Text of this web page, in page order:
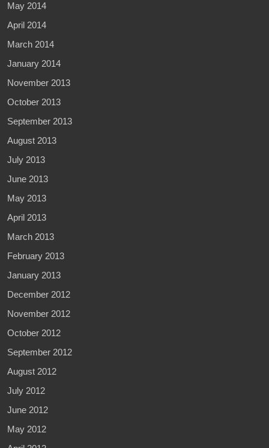
May 2014
April 2014
March 2014
January 2014
November 2013
October 2013
September 2013
August 2013
July 2013
June 2013
May 2013
April 2013
March 2013
February 2013
January 2013
December 2012
November 2012
October 2012
September 2012
August 2012
July 2012
June 2012
May 2012